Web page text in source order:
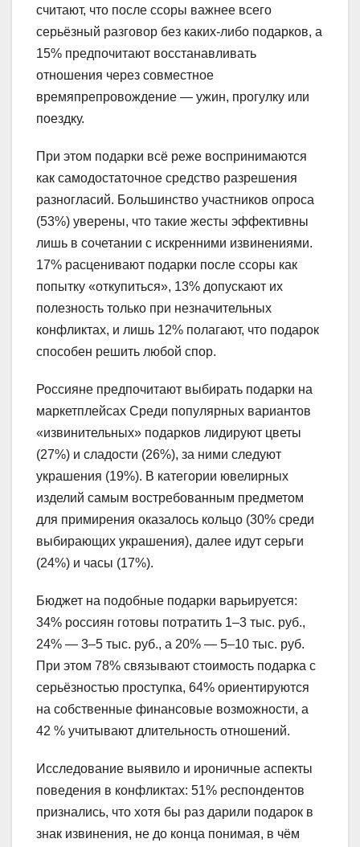
считают, что после ссоры важнее всего
серьёзный разговор без каких‑либо подарков, а
15% предпочитают восстанавливать
отношения через совместное
времяпрепровождение — ужин, прогулку или
поездку.
При этом подарки всё реже воспринимаются
как самодостаточное средство разрешения
разногласий. Большинство участников опроса
(53%) уверены, что такие жесты эффективны
лишь в сочетании с искренними извинениями.
17% расценивают подарки после ссоры как
попытку «откупиться», 13% допускают их
полезность только при незначительных
конфликтах, и лишь 12% полагают, что подарок
способен решить любой спор.
Россияне предпочитают выбирать подарки на
маркетплейсах Среди популярных вариантов
«извинительных» подарков лидируют цветы
(27%) и сладости (26%), за ними следуют
украшения (19%). В категории ювелирных
изделий самым востребованным предметом
для примирения оказалось кольцо (30% среди
выбирающих украшения), далее идут серьги
(24%) и часы (17%).
Бюджет на подобные подарки варьируется:
34% россиян готовы потратить 1–3 тыс. руб.,
24% — 3–5 тыс. руб., а 20% — 5–10 тыс. руб.
При этом 78% связывают стоимость подарка с
серьёзностью проступка, 64% ориентируются
на собственные финансовые возможности, а
42 % учитывают длительность отношений.
Исследование выявило и ироничные аспекты
поведения в конфликтах: 51% респондентов
признались, что хотя бы раз дарили подарок в
знак извинения, не до конца понимая, в чём